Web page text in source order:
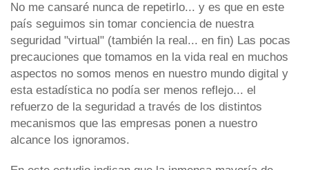
No me cansaré nunca de repetirlo... y es que en este
paí­s seguimos sin tomar conciencia de nuestra
seguridad "virtual" (también la real... en fin) Las pocas
precauciones que tomamos en la vida real en muchos
aspectos no somos menos en nuestro mundo digital y
esta estadística no podía ser menos reflejo... el
refuerzo de la seguridad a través de los distintos
mecanismos que las empresas ponen a nuestro
alcance los ignoramos.